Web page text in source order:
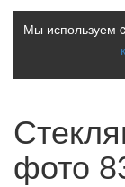
Мы используем
фото